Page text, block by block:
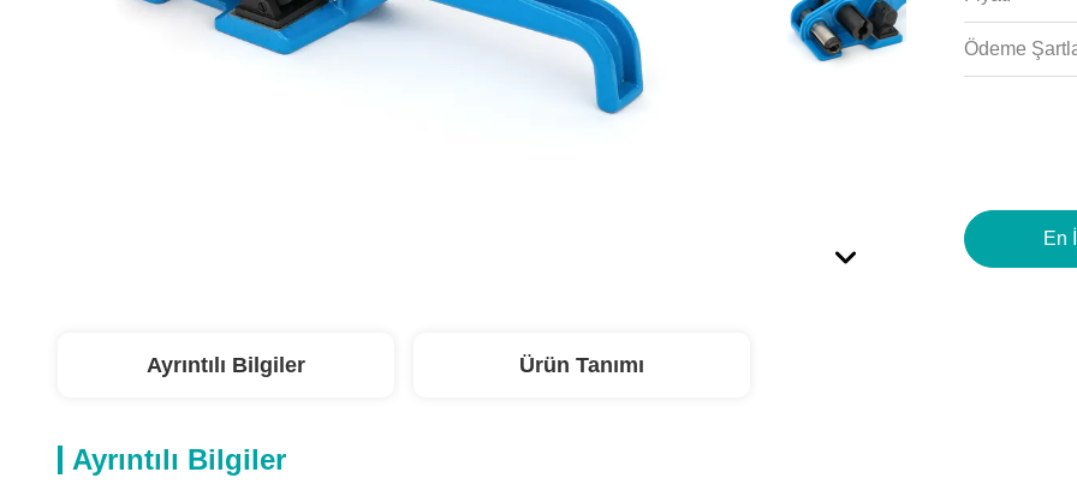
Ödeme
En
Ayrıntılı Bilgiler Ürün Tanımı
Ayrıntılı Bilgiler